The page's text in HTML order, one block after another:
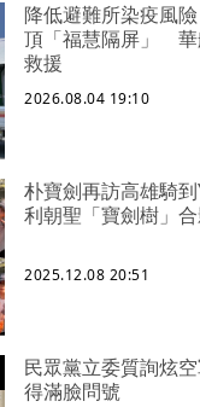
降低避難所染疫風
頂「福慧隔屏」 華
救援
2026.08.04 19:10
朴寶劍再訪高雄騎
利朝聖「寶劍樹」
2025.12.08 20:51
民眾黨立委質詢炫
得滿臉問號